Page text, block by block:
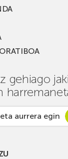
gehiago
aurrera egin